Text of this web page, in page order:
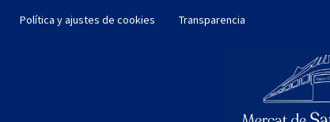
Política y ajustes de cookies
Transparencia